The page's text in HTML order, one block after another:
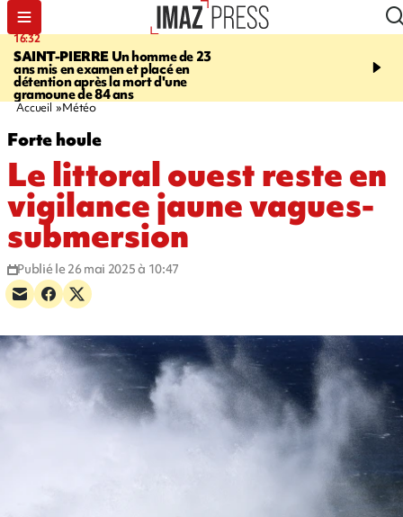
16:32
SAINT-PIERREUn homme de 23
ans mis en examen et placé en
détention après la mort d'une
gramoune de 84 ans
21:08
et Turquie scellent un
Accueil Météo
Forte houle
Le littoral ouest reste en
vigilance jaune vagues-
submersion
Publié le 26 mai 2025 à 10:47